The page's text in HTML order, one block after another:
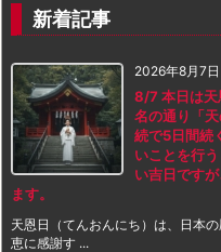
新着記事
2026年8月7日
8/7 本日は天
名の通り「
続で5日間続
いことを行
い吉日です
ます。
天恩日（てんおんにち）は、日本
恵に感謝す ...